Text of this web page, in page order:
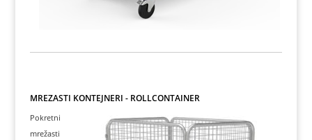
MREŽASTI KONTEJNERI - ROLLCONTAINER
Pokretni
mrežasti